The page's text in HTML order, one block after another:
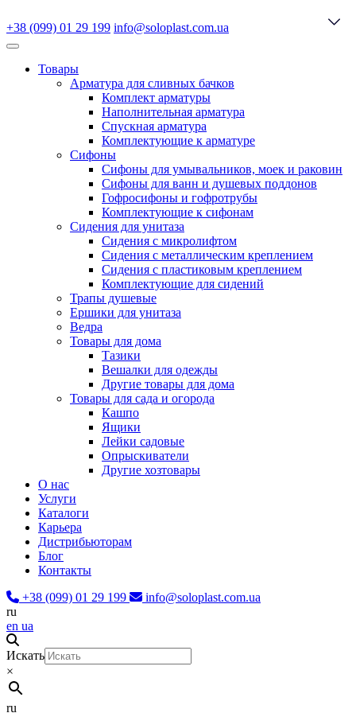
+38 (099) 01 29 199 info@soloplast.com.ua
Товары
Арматура для сливных бачков
Комплект арматуры
Наполнительная арматура
Спускная арматура
Комплектующие к арматуре
Сифоны
Сифоны для умывальников, моек и раковин
Сифоны для ванн и душевых поддонов
Гофросифоны и гофротрубы
Комплектующие к сифонам
Сидения для унитаза
Сидения с микролифтом
Сидения с металлическим креплением
Сидения с пластиковым креплением
Комплектующие для сидений
Трапы душевые
Ершики для унитаза
Ведра
Товары для дома
Тазики
Вешалки для одежды
Другие товары для дома
Товары для сада и огорода
Кашпо
Ящики
Лейки садовые
Опрыскиватели
Другие хозтовары
О нас
Услуги
Каталоги
Карьера
Дистрибьюторам
Блог
Контакты
+38 (099) 01 29 199
info@soloplast.com.ua
ru
en ua
Искать
×
ru